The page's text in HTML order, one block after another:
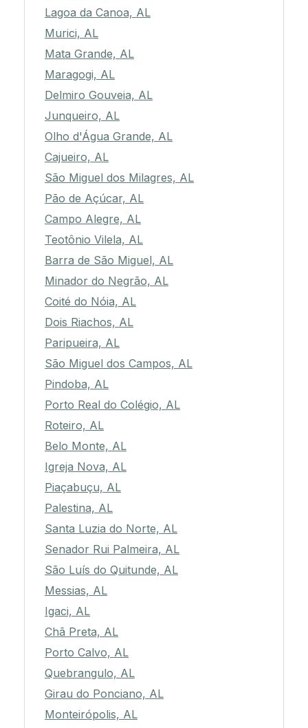
Lagoa da Canoa, AL
Murici, AL
Mata Grande, AL
Maragogi, AL
Delmiro Gouveia, AL
Junqueiro, AL
Olho d'Água Grande, AL
Cajueiro, AL
São Miguel dos Milagres, AL
Pão de Açúcar, AL
Campo Alegre, AL
Teotônio Vilela, AL
Barra de São Miguel, AL
Minador do Negrão, AL
Coité do Nóia, AL
Dois Riachos, AL
Paripueira, AL
São Miguel dos Campos, AL
Pindoba, AL
Porto Real do Colégio, AL
Roteiro, AL
Belo Monte, AL
Igreja Nova, AL
Piaçabuçu, AL
Palestina, AL
Santa Luzia do Norte, AL
Senador Rui Palmeira, AL
São Luís do Quitunde, AL
Messias, AL
Igaci, AL
Chã Preta, AL
Porto Calvo, AL
Quebrangulo, AL
Girau do Ponciano, AL
Monteirópolis, AL